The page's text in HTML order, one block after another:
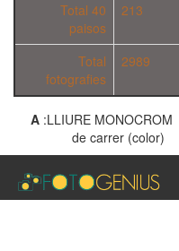
Total 40
paisos
213
Total
fotografies
2989
A:LLIURE MONOCROM
de carrer (color)